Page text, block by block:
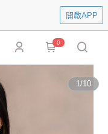
開啟APP
0
1/10